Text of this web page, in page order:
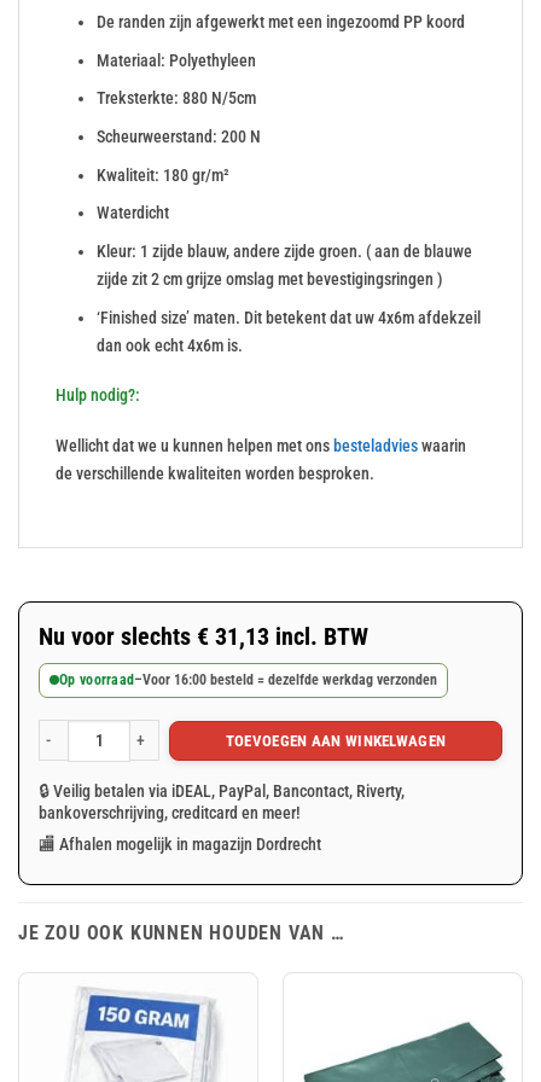
De randen zijn afgewerkt met een ingezoomd PP koord
Materiaal: Polyethyleen
Treksterkte: 880 N/5cm
Scheurweerstand: 200 N
Kwaliteit: 180 gr/m²
Waterdicht
Kleur: 1 zijde blauw, andere zijde groen. ( aan de blauwe
zijde zit 2 cm grijze omslag met bevestigingsringen )
‘Finished size’ maten. Dit betekent dat uw 4x6m afdekzeil
dan ook echt 4x6m is.
Hulp nodig?:
Wellicht dat we u kunnen helpen met ons besteladvieswaarin
de verschillende kwaliteiten worden besproken.
Nu voor slechts € 31,13 incl. BTW
Op voorraad–Voor 16:00 besteld = dezelfde werkdag verzonden
Blauw/groen afdekzeil 4x6m 180gr/m² aantalTOEVOEGEN AAN WINKELWAGEN
🔒 Veilig betalen via iDEAL, PayPal, Bancontact, Riverty,
bankoverschrijving, creditcard en meer!
🏬 Afhalen mogelijk in magazijn Dordrecht
JE ZOU OOK KUNNEN HOUDEN VAN …